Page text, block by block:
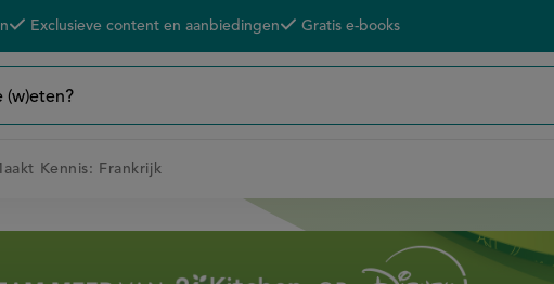
Exclusieve content en aanbiedingen Gratis e-books
Kennis: Frankrijk